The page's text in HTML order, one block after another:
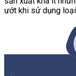
ướt khi sử dụng